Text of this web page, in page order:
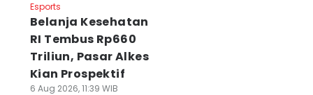
Esports
Belanja Kesehatan
RI Tembus Rp660
Triliun, Pasar Alkes
Kian Prospektif
6 Aug 2026, 11:39 WIB